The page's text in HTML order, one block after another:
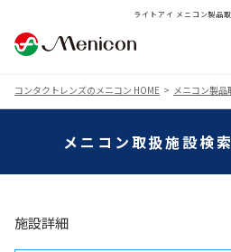
ライトアイ メニコン製品
コンタクトレンズのメニコン HOME メニコン製品
メニコン取扱施設検
施設詳細